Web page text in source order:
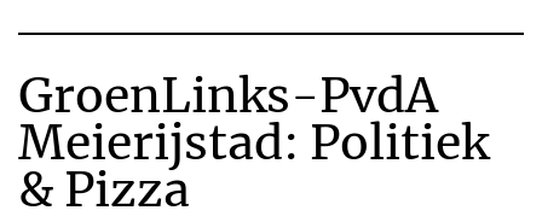
GroenLinks-PvdA
Meierijstad: Politiek
& Pizza